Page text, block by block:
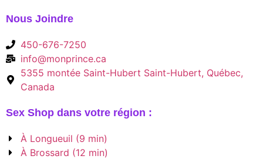
Nous Joindre
450-676-7250
info@monprince.ca
5355 montée Saint-Hubert Saint-Hubert, Québec,
Canada
Sex Shop dans votre région :
À Longueuil (9 min)
À Brossard (12 min)